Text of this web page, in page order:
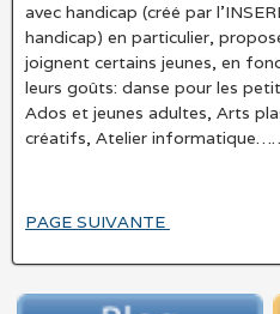
avec handicap (créé par
handicap) en particulier,
joignent certains jeunes, en
leurs goûts: danse pour les
Ados et jeunes adultes, Arts
créatifs, Atelier
PAGE SUIVANTE